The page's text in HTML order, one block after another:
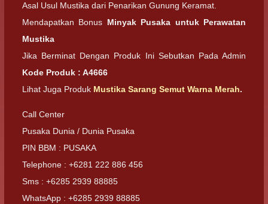
Asal Usul Mustika dari Penarikan Gunung Keramat.
Mendapatkan Bonus Minyak Pusaka untuk Perawatan
Mustika
Jika Berminat Dengan Produk Ini Sebutkan Pada Admin
Kode Produk : A4666
Lihat Juga Produk Mustika Sarang Semut Warna Merah.
Call Center
Pusaka Dunia / Dunia Pusaka
PIN BBM : PUSAKA
Telephone : +6281 222 886 456
Sms : +6285 2939 88885
WhatsApp : +6285 2939 88885